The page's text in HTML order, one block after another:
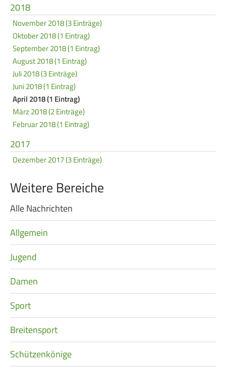
2018
November 2018 (3 Einträge)
Oktober 2018 (1 Eintrag)
September 2018 (1 Eintrag)
August 2018 (1 Eintrag)
Juli 2018 (3 Einträge)
Juni 2018 (1 Eintrag)
April 2018 (1 Eintrag)
März 2018 (2 Einträge)
Februar 2018 (1 Eintrag)
2017
Dezember 2017 (3 Einträge)
Weitere Bereiche
Navigation
überspringen
Alle Nachrichten
Allgemein
Jugend
Damen
Sport
Breitensport
Schützenkönige